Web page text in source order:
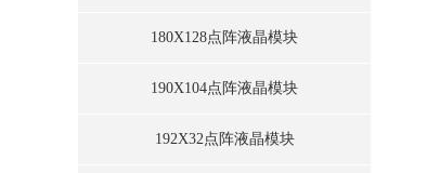
180X128点阵液晶模块
190X104点阵液晶模块
192X32点阵液晶模块